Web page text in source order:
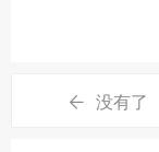
没有了